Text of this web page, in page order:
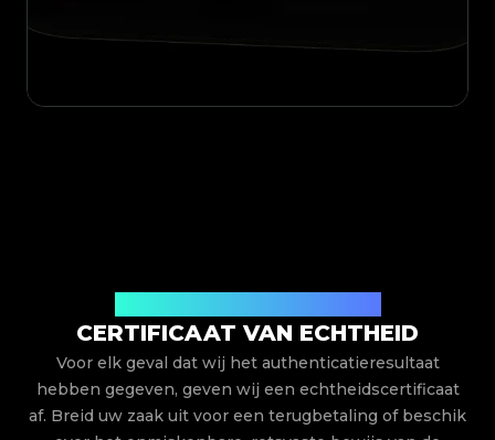
CERTIFICAAT VAN ECHTHEID
Voor elk geval dat wij het authenticatieresultaat
hebben gegeven, geven wij een echtheidscertificaat
af. Breid uw zaak uit voor een terugbetaling of beschik